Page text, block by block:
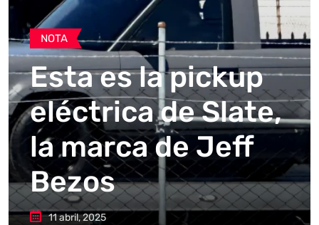
NOTA
Esta es la pickup
eléctrica de Slate,
la marca de Jeff
Bezos
11 abril, 2025